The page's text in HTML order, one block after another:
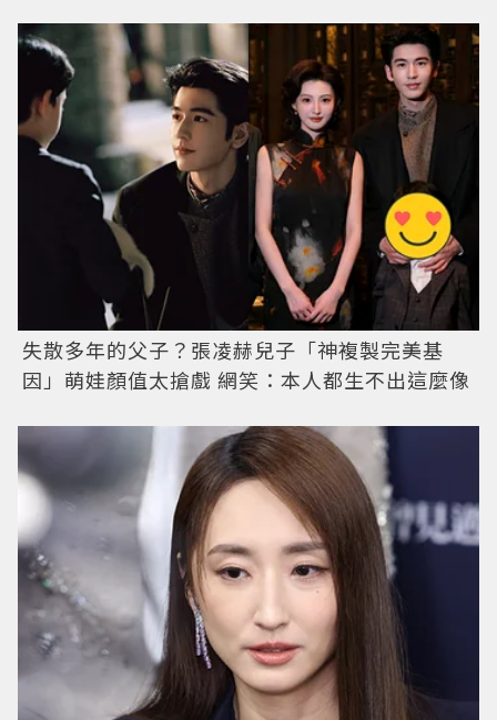
失散多年的父子？張凌赫兒子「神複製完美基
因」萌娃顏值太搶戲 網笑：本人都生不出這麼像